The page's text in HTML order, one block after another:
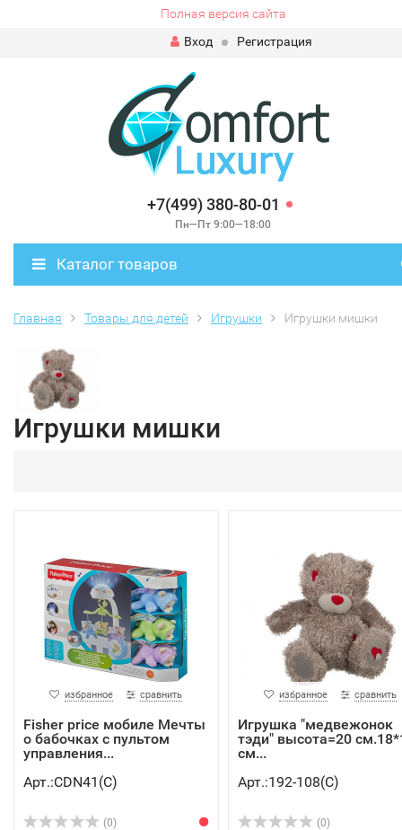
Полная версия сайта
Вход
Регистрация
+7(499) 380-80-01
Пн—Пт 9:00—18:00
Каталог товаров
Главная Товары для детей Игрушки Игрушки мишки
Игрушки мишки
избранное сравнить
Fisher price мобиле Мечты
о бабочках с пультом
управления...
Арт.:CDN41(C)
(0)
избранное сравнить
Игрушка "медвежонок
тэди" высота=20
см...
Арт.:192-108(C)
(0)